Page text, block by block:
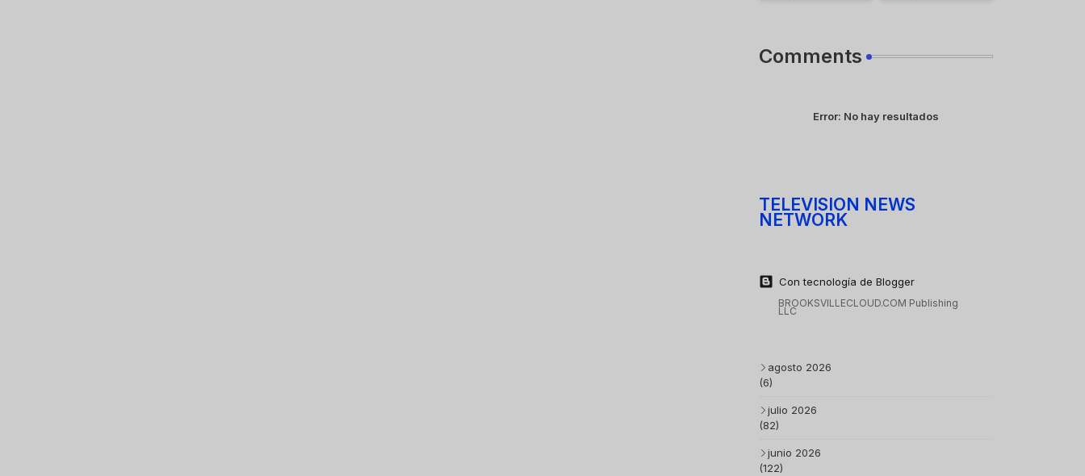
Comments
Error: No hay resultados
TELEVISION NEWS
NETWORK
Con tecnología de Blogger
BROOKSVILLECLOUD.COM Publishing
LLC
agosto 2026
(6)
julio 2026
(82)
junio 2026
(122)